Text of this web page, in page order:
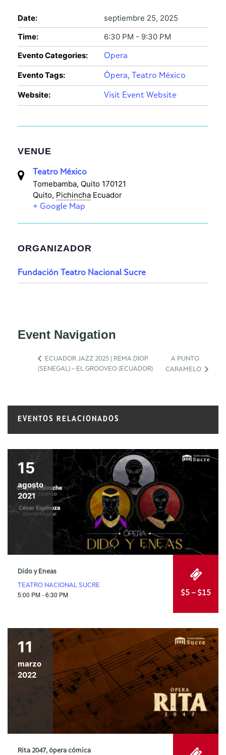
Date:
septiembre 25, 2025
Time:
6:30 PM - 9:30 PM
Evento Categories:
Opera
Evento Tags: Ópera, Teatro México
Website: Visit Event Website
VENUE
Teatro México
Tomebamba, Quito 170121
Quito, Pichincha Ecuador
+ Google Map
ORGANIZADOR
Fundación Teatro Nacional Sucre
Event Navigation
ECUADOR JAZZ 2025 | REMA DIOP
(SENEGAL) – EL GROOVEO (ECUADOR)
A PUNTO
CARAMELO
EVENTOS RELACIONADOS
15
agosto
2021
Dido y Eneas
TEATRO NACIONAL SUCRE
5:00 PM - 6:30 PM $5 – $15
11
marzo
2022
Rita 2047, ópera cómica